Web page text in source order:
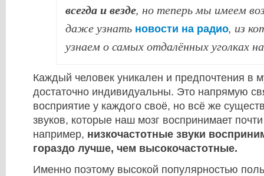
всегда и везде, но теперь мы имеем
даже узнать новости на радио, из
узнаем о самых отдалённых уголках
Каждый человек уникален и предпочтения в
достаточно индивидуальны. Это напрямую
восприятие у каждого своё, но всё же
звуков, которые наш мозг воспринимает
например, низкочастотные звуки
гораздо лучше, чем высокочастотные.
Именно поэтому высокой популярностью